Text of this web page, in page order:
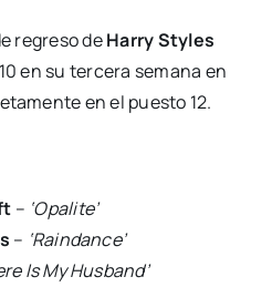
regreso deHarry Styles
en su tercera semana en
en el puesto 12.
– ‘Opalite’
– ‘Raindance’
Is My Husband’